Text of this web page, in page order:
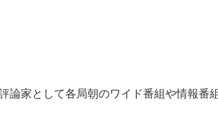
論家として各局朝のワイド番組や情報番